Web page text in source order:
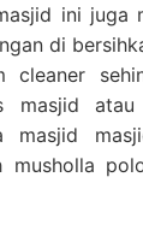
ini juga
di
cleaner
masjid
masjid
musholla